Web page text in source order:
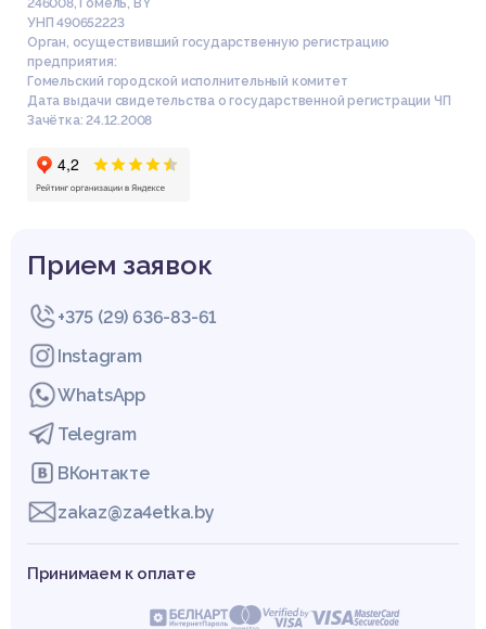
246008, Гомель, BY
УНП 490652223
Орган, осуществивший государственную регистрацию
предприятия:
Гомельский городской исполнительный комитет
Дата выдачи свидетельства о государственной регистрации ЧП
Зачётка: 24.12.2008
Прием заявок
+375 (29) 636-83-61
Instagram
WhatsApp
Telegram
ВКонтакте
zakaz@za4etka.by
Принимаем к оплате